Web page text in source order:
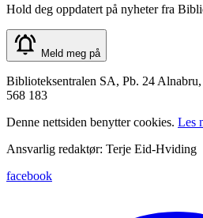
Hold deg oppdatert på nyheter fra
Meld meg på
Biblioteksentralen SA, Pb. 24
568 183
Denne nettsiden benytter cookies. Les
Ansvarlig redaktør: Terje Eid-Hviding
facebook